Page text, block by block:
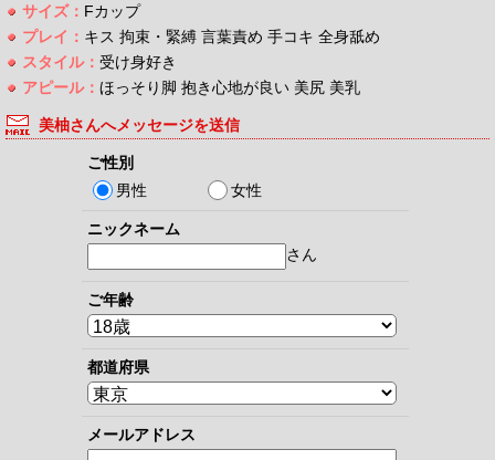
サイズ： Fカップ
プレイ： キス 拘束・緊縛 言葉責め 手コキ 全身舐め
スタイル： 受け身好き
アピール： ほっそり脚 抱き心地が良い 美尻 美乳
美柚さんへメッセージを送信